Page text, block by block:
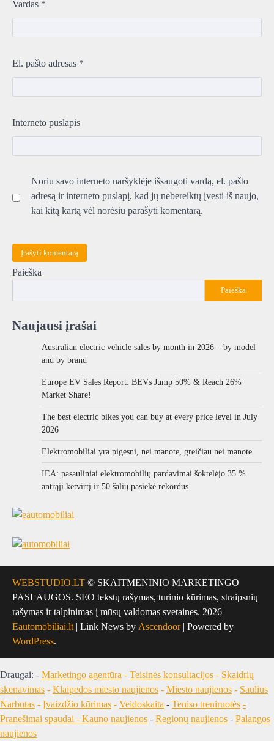
Vardas *
El. pašto adresas *
Interneto puslapis
Noriu savo interneto naršyklėje išsaugoti vardą, el. pašto
adresą ir interneto puslapį, kad jų nebereiktų įvesti iš naujo,
kai kitą kartą vėl norėsiu parašyti komentarą.
Paieška
Paieška
Naujausi įrašai
Australian electric vehicle sales by month in 2026 – by model
and by brand
Europe EV Sales Report: BEVs Jump 50% & Reach 26%
Market Share!
The best electric bikes you can buy at every price level in July
2026
Elektromobiliai yra pigesni, nei manote, greičiau nei manote
IEA: pasauliniai elektromobilių pardavimai šoktelėjo 35 %
antrąjį ketvirtį ir 50 šalių pasiekė rekordus
WEBSTUDIO.LT © SKAITMENINIO MARKETINGO
PASLAUGOS. SEO tekstų rašymas, turinio kūrimas, straipsnių
rašymas ir talpinimas į mūsų valdomas svetaines. 2026
Eautomobiliai.lt | Link News by Ascendoor| Powered by
WordPress.
Draugai: - Marketingo agentūra - Teisinės konsultacijos - Skaidrių
skenavimas - Klaipedos miesto naujienos - Miesto naujienos - Saulius
Narbutas - Įvaizdžio kūrimas - Veidoskaita - Teniso treniruotės -
Pranešimai spaudai - Kauno naujienos - Regionų naujienos - Palangos
naujienos